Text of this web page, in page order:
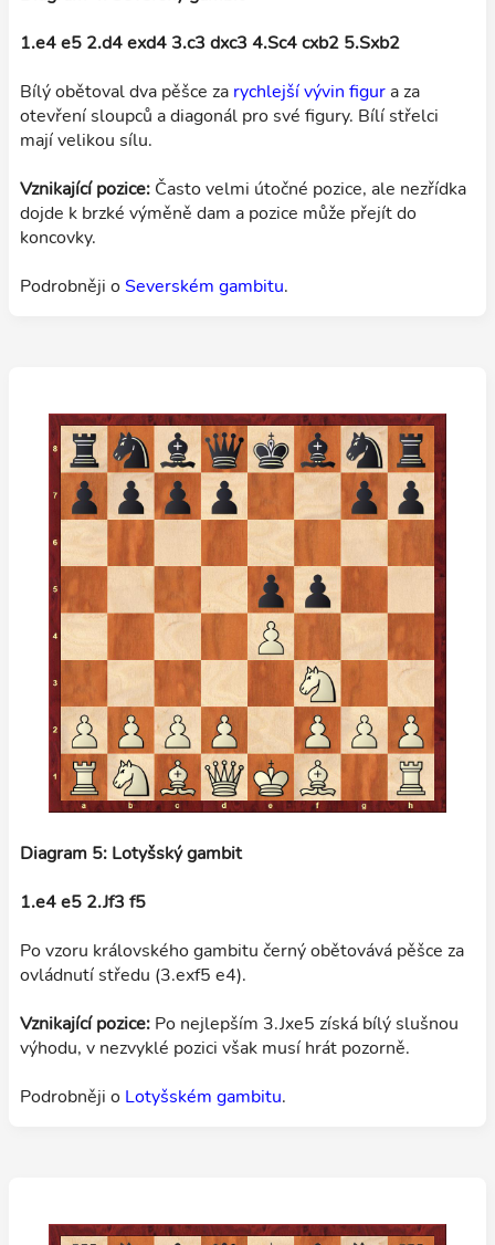
1.e4 e5 2.d4 exd4 3.c3 dxc3 4.Sc4 cxb2 5.Sxb2
Bílý obětoval dva pěšce za rychlejší vývin figura za
otevření sloupců a diagonál pro své figury. Bílí střelci
mají velikou sílu.
Vznikající pozice: Často velmi útočné pozice, ale nezřídka
dojde k brzké výměně dam a pozice může přejít do
koncovky.
Podrobněji oSeverském gambitu.
Diagram 5: Lotyšský gambit
1.e4 e5 2.Jf3 f5
Po vzoru královského gambitu černý obětovává pěšce za
ovládnutí středu (3.exf5 e4).
Vznikající pozice: Po nejlepším 3.Jxe5 získá bílý slušnou
výhodu, v nezvyklé pozici však musí hrát pozorně.
Podrobněji o Lotyšském gambitu.